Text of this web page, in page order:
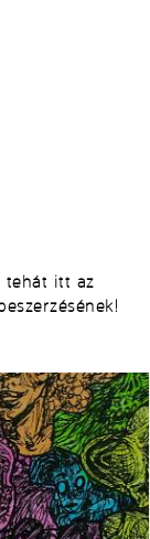
tehát itt az